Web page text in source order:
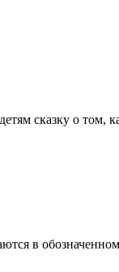
сказку о том,
в